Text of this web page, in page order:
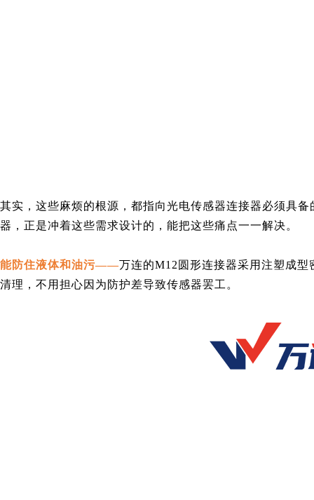
其实，这些麻烦的根源，都指向光电传感器连接器必须具
器，正是冲着这些需求设计的，能把这些痛点一一解决。
能防住液体和油污——万连的M12圆形连接器采用注塑成型
清理，不用担心因为防护差导致传感器罢工。